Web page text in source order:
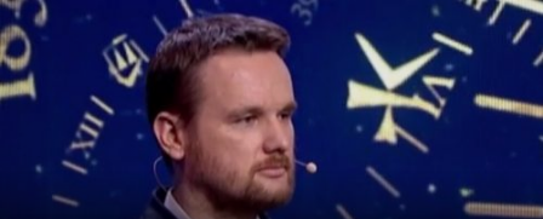
Giganci historii